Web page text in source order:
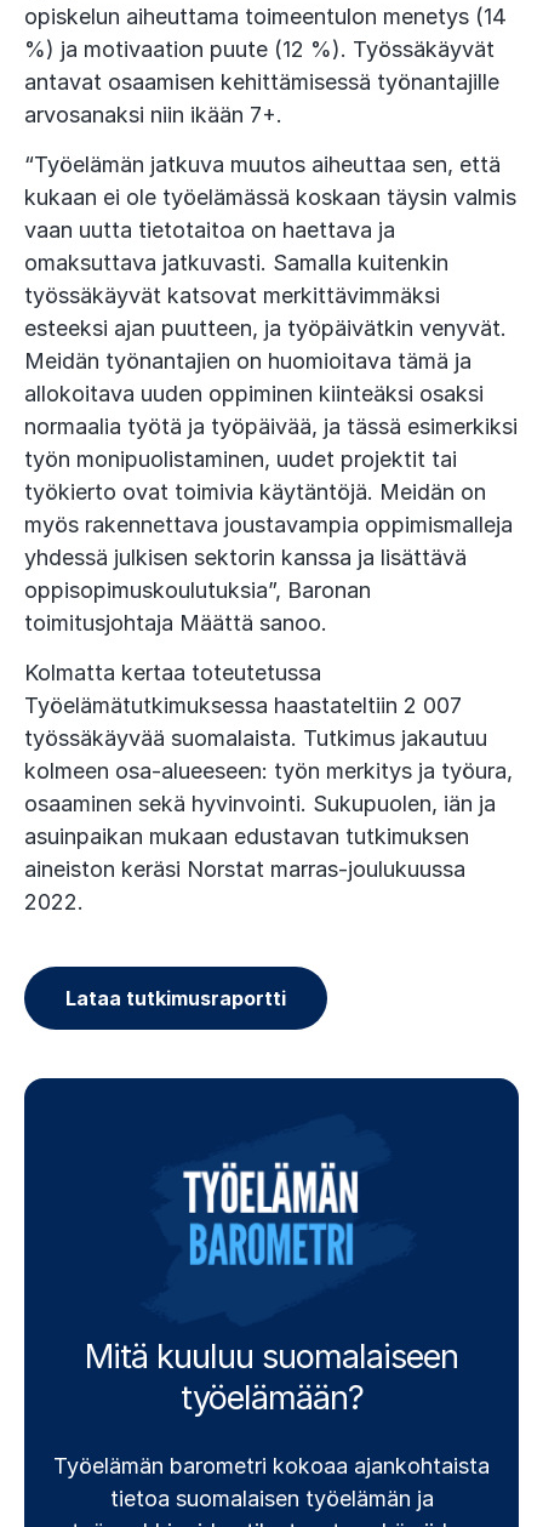
opiskelun aiheuttama toimeentulon menetys (14
%) ja motivaation puute (12 %). Työssäkäyvät
antavat osaamisen kehittämisessä työnantajille
arvosanaksi niin ikään 7+.
“Työelämän jatkuva muutos aiheuttaa sen, että
kukaan ei ole työelämässä koskaan täysin valmis
vaan uutta tietotaitoa on haettava ja
omaksuttava jatkuvasti. Samalla kuitenkin
työssäkäyvät katsovat merkittävimmäksi
esteeksi ajan puutteen, ja työpäivätkin venyvät.
Meidän työnantajien on huomioitava tämä ja
allokoitava uuden oppiminen kiinteäksi osaksi
normaalia työtä ja työpäivää, ja tässä esimerkiksi
työn monipuolistaminen, uudet projektit tai
työkierto ovat toimivia käytäntöjä. Meidän on
myös rakennettava joustavampia oppimismalleja
yhdessä julkisen sektorin kanssa ja lisättävä
oppisopimuskoulutuksia”, Baronan
toimitusjohtaja Määttä sanoo.
Kolmatta kertaa toteutetussa
Työelämätutkimuksessa haastateltiin 2 007
työssäkäyvää suomalaista. Tutkimus jakautuu
kolmeen osa-alueeseen: työn merkitys ja työura,
osaaminen sekä hyvinvointi. Sukupuolen, iän ja
asuinpaikan mukaan edustavan tutkimuksen
aineiston keräsi Norstat marras-joulukuussa
2022.
Lataa tutkimusraportti
Mitä kuuluu suomalaiseen
työelämään?
Työelämän barometri kokoaa ajankohtaista
tietoa suomalaisen työelämän ja